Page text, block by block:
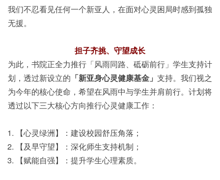
我们不忍看见任何一个新亚人，在面对心灵困局时感到孤独
无援。
担子齐挑、守望成长
为此，书院正全力推行「风雨同路、砥砺前行」学生支持计
划，透过新设立的 「新亚身心灵健康基金」 支持。我们视之
为今年的核心使命，希望在风雨中与学生并肩前行。计划将
透过以下三大核心方向推行心灵健康工作：
【心灵绿洲】：建设校园舒压角落；
【及早守望】：深化师生支持机制；
【赋能自强】：提升学生心理素质。